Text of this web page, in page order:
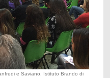
e Saviano. Istituto Brando di